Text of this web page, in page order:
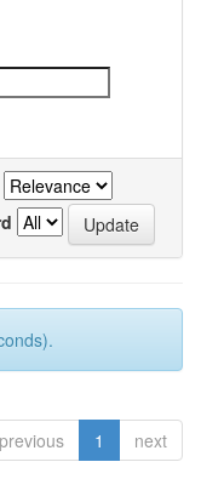
previous 1 next